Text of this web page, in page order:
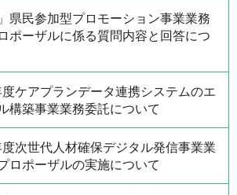
県民参加型プロモーション事業業務
ポーザルに係る質問内容と回答につ
ケアプランデータ連携システムのエ
構築事業業務委託について
次世代人材確保デジタル発信事業業
ロポーザルの実施について